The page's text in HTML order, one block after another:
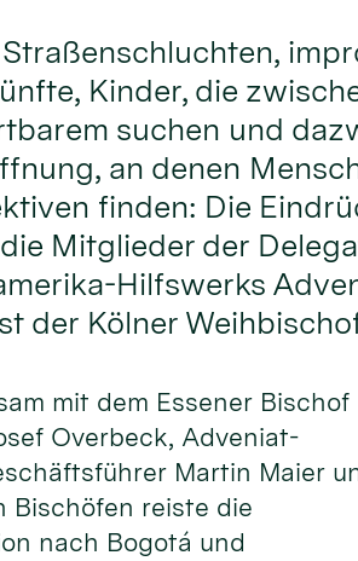
Kinder, die
suchen und
an denen
finden: Die
Mitglieder der
Hilfswerks
der Kölner
mit dem Essener Bischof
Overbeck, Adveniat-
Martin Maier
Bischöfen reiste die
nach Bogotá und